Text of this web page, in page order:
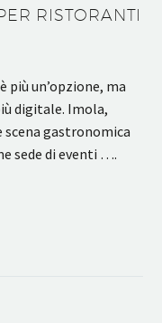
RISTORANTI
un’opzione, ma
digitale. Imola,
scena gastronomica
sede di eventi ….